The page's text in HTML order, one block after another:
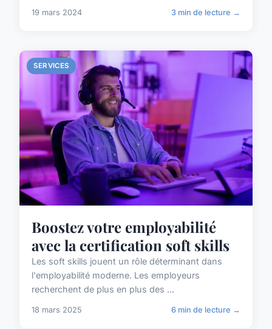
19 mars 2024 3 min de lecture →
SERVICES
Boostez votre employabilité
avec la certification soft skills
Les soft skills jouent un rôle déterminant dans
l'employabilité moderne. Les employeurs
recherchent de plus en plus des ...
18 mars 2025 6 min de lecture →